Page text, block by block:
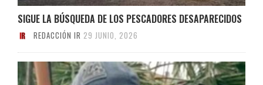
SIGUE LA BÚSQUEDA DE LOS PESCADORES DESAPARECIDOS
REDACCIÓN IR 29 JUNIO, 2026